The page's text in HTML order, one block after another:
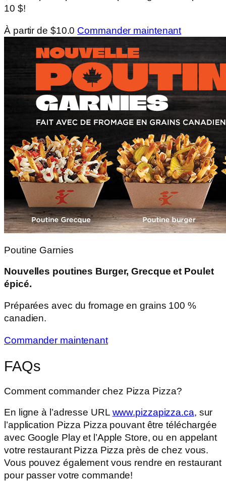
10 $!
À partir de $10.0 Commander maintenant
Poutine Garnies
Nouvelles poutines Burger, Grecque et Poulet
épicé.
Préparées avec du fromage en grains 100 %
canadien.
Commander maintenant
FAQs
Comment commander chez Pizza Pizza?
En ligne à l’adresse URL www.pizzapizza.ca, sur
l’application Pizza Pizza pouvant être téléchargée
avec Google Play et l’Apple Store, ou en appelant
votre restaurant Pizza Pizza près de chez vous.
Vous pouvez également vous rendre en restaurant
pour passer votre commande!